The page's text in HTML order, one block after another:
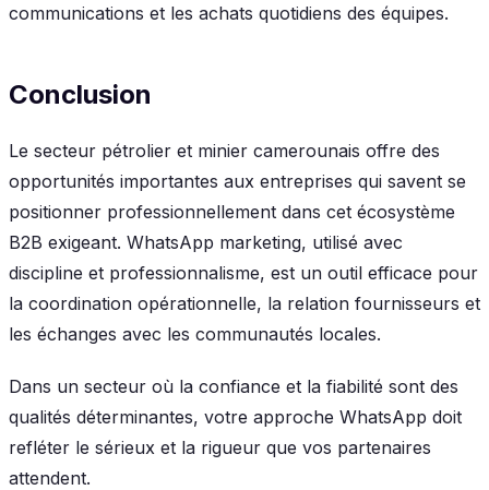
communications et les achats quotidiens des équipes.
Conclusion
Le secteur pétrolier et minier camerounais offre des
opportunités importantes aux entreprises qui savent se
positionner professionnellement dans cet écosystème
B2B exigeant. WhatsApp marketing, utilisé avec
discipline et professionnalisme, est un outil efficace pour
la coordination opérationnelle, la relation fournisseurs et
les échanges avec les communautés locales.
Dans un secteur où la confiance et la fiabilité sont des
qualités déterminantes, votre approche WhatsApp doit
refléter le sérieux et la rigueur que vos partenaires
attendent.